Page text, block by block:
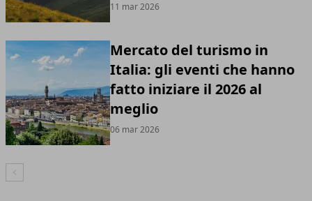
11 mar 2026
Mercato del turismo in
Italia: gli eventi che hanno
fatto iniziare il 2026 al
meglio
06 mar 2026
Articolo Precedente